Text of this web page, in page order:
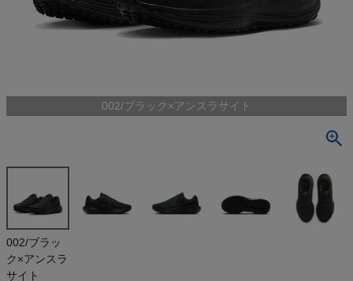
ール
On
THE NORTH FACE
002/ブラック×アンスラサイト
002/ブラッ
ク×アンスラ
サイト